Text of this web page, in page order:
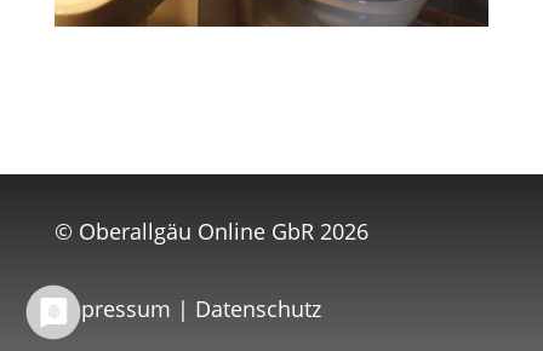
© Oberallgäu Online GbR 2026
Impressum | Datenschutz